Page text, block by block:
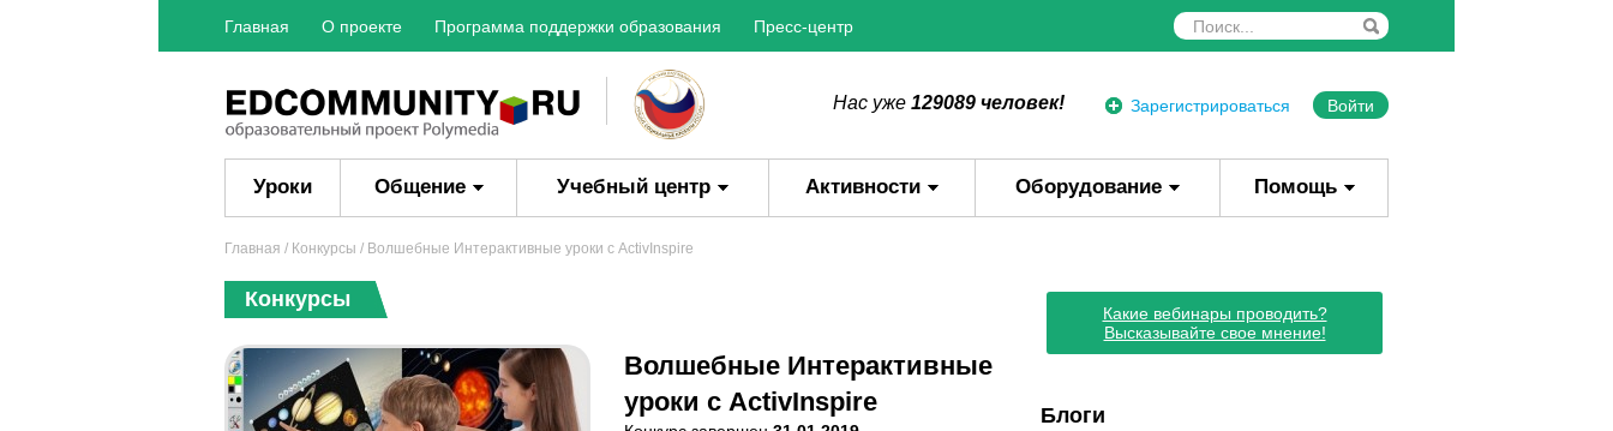
Главная О проекте Программа поддержки образования Пресс-центр
Зарегистрироваться Войти
Нас уже 129089 человек!
Уроки Общение Учебный центр Активности Оборудование Помощь
Главная / Конкурсы / Волшебные Интерактивные уроки с ActivInspire
Конкурсы
Волшебные Интерактивные
уроки с ActivInspire
Какие вебинары проводить?
Высказывайте свое мнение!
Блоги